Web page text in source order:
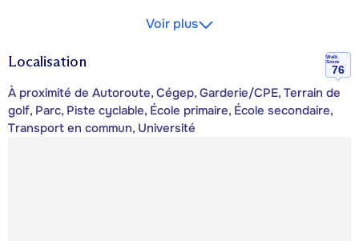
Voir plus
Localisation
Walk
Score
76
À proximité de Autoroute, Cégep, Garderie/CPE, Terrain de
golf, Parc, Piste cyclable, École primaire, École secondaire,
Transport en commun, Université